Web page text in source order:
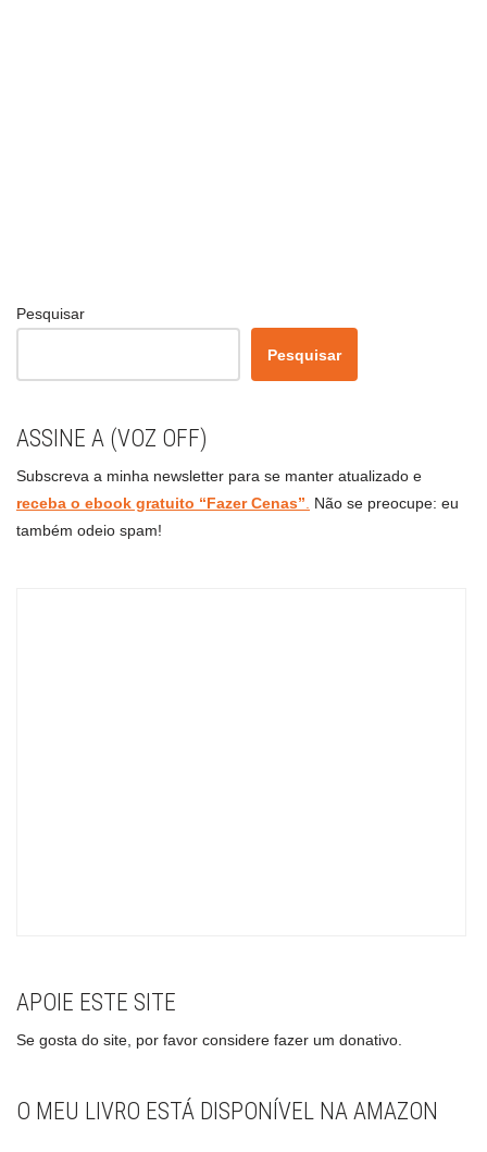
Pesquisar
Pesquisar
ASSINE A (VOZ OFF)
Subscreva a minha newsletter para se manter atualizado e
receba o ebook gratuito “Fazer Cenas”. Não se preocupe: eu
também odeio spam!
APOIE ESTE SITE
Se gosta do site, por favor considere fazer um donativo.
O MEU LIVRO ESTÁ DISPONÍVEL NA AMAZON